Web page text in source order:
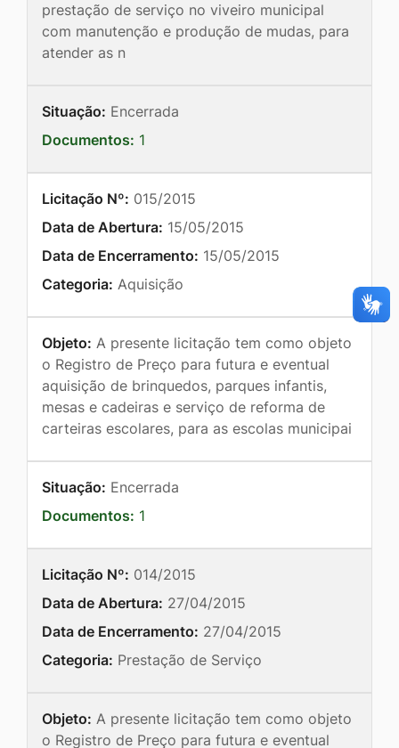
prestação de serviço no viveiro municipal
com manutenção e produção de mudas, para
atender as n
Situação: Encerrada
Documentos: 1
Licitação Nº: 015/2015
Data de Abertura: 15/05/2015
Data de Encerramento: 15/05/2015
Categoria: Aquisição
Objeto: A presente licitação tem como objeto
o Registro de Preço para futura e eventual
aquisição de brinquedos, parques infantis,
mesas e cadeiras e serviço de reforma de
carteiras escolares, para as escolas municipai
Situação: Encerrada
Documentos: 1
Licitação Nº: 014/2015
Data de Abertura: 27/04/2015
Data de Encerramento: 27/04/2015
Categoria: Prestação de Serviço
Objeto: A presente licitação tem como objeto
o Registro de Preço para futura e eventual